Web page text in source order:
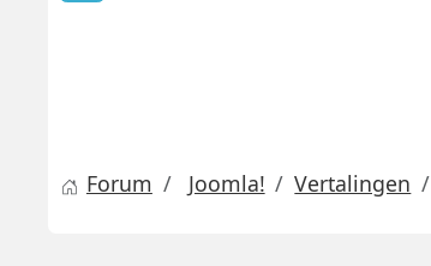
Forum Joomla! Vertalingen